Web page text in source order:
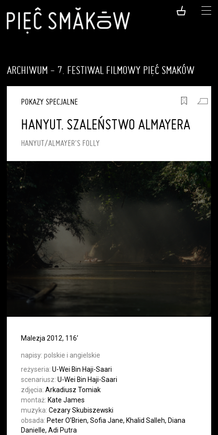
ARCHIWUM - 7. FESTIWAL FILMOWY PIĘĆ SMAKÓW
POKAZY SPECJALNE
HANYUT. SZALEŃSTWO ALMAYERA
HANYUT/ALMAYER'S FOLLY
Malezja 2012, 116’
napisy: polskie i angielskie
reżyseria:U-Wei Bin Haji-Saari
scenariusz:U-Wei Bin Haji-Saari
zdjęcia:Arkadiusz Tomiak
montaż: Kate James
muzyka:Cezary Skubiszewski
obsada: Peter O’Brien, Sofia Jane, Khalid Salleh, Diana
Danielle, Adi Putra